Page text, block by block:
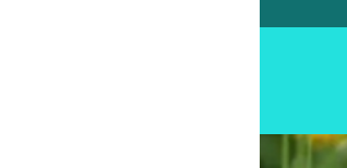
Ce site et des sites tiers